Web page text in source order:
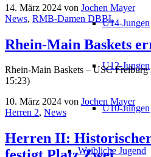
U14-Jungen
U12-Jungen
U10-Jungen
Weibliche Jugend
14. März 2024 von Jochen Mayer
News, RMB-Damen DBBL
Rhein-Main Baskets
Rhein-Main Baskets – USC Freiburg
15:23)
10. März 2024 von Jochen Mayer
Herren 2, News
Herren II: